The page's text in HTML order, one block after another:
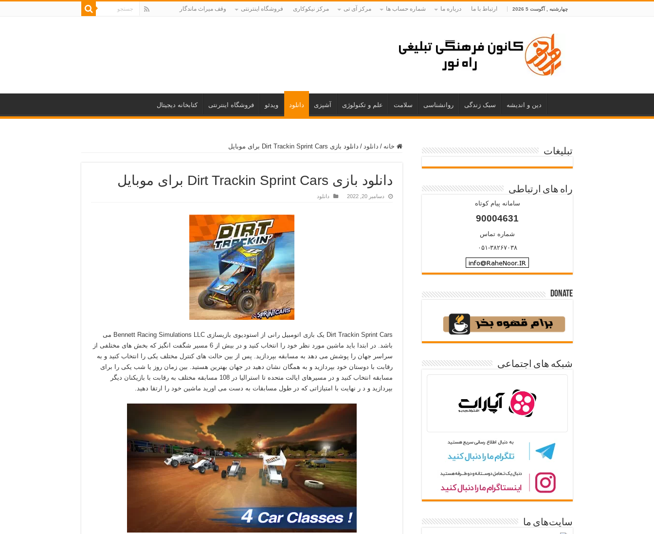
چهارشنبه , آگوست 5 2026 ارتباط با ما درباره ما شماره حساب ها مرکز آی تی مرکز نیکوکاری فروشگاه اینترنتی وقف میراث ماندگار
دین و اندیشه سبک زندگی روانشناسی سلامت علم و تکنولوژی آشپزی دانلود ویدئو فروشگاه اینترنتی کتابخانه دیجیتال
خانه / دانلود / دانلود بازی Dirt Trackin Sprint Cars برای موبایل
دانلود بازی Dirt Trackin Sprint Cars برای موبایل
دسامبر 20, 2022 دانلود
Dirt Trackin Sprint Cars یک بازی اتومبیل رانی از استودیوی بازیسازی Bennett Racing Simulations LLC می
باشد. در ابتدا باید ماشین مورد نظر خود را انتخاب کنید و در بیش از 6 مسیر شگفت انگیز که بخش های مختلفی از
سراسر جهان را پوشش می دهد به مسابقه بپردازید. پس از بین حالت های کنترل مختلف یکی را انتخاب کنید و به
رقابت با دوستان خود بپردازید و به همگان نشان دهید در جهان بهترین هستید. بین زمان روز یا شب یکی را برای
مسابقه انتخاب کنید و در مسیرهای ایالت متحده تا استرالیا در 108 مسابقه مختلف به رقابت با بازیکنان دیگر
بپردازید و د ر نهایت با امتیازاتی که در طول مسابقات به دست می اورید ماشین خود را ارتقا دهید.
تبلیغات
راه های ارتباطی
سامانه پیام کوتاه
90004631
شماره تماس
۰۵۱-۳۸۲۶۷۰۳۸
Donate
شبکه های اجتماعی
سایت‌های ما